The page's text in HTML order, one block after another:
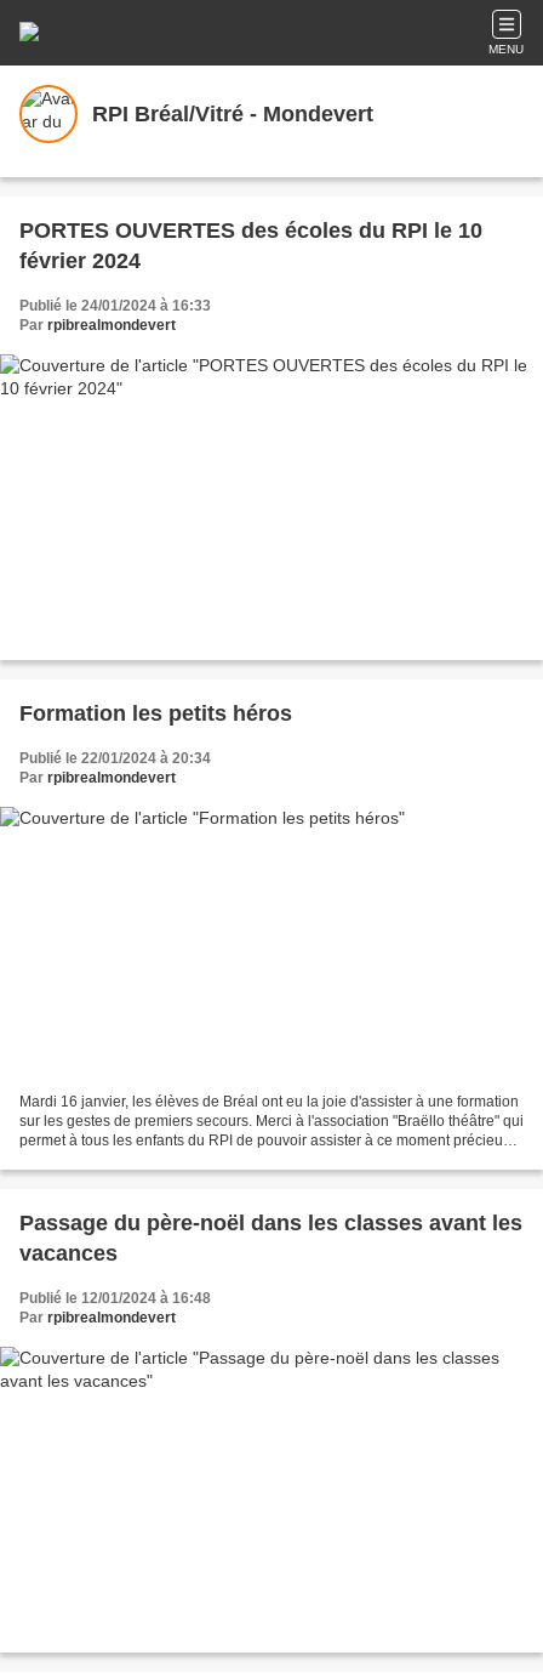
MENU
RPI Bréal/Vitré - Mondevert
PORTES OUVERTES des écoles du RPI le 10
février 2024
Publié le 24/01/2024 à 16:33
Par rpibrealmondevert
Formation les petits héros
Publié le 22/01/2024 à 20:34
Par rpibrealmondevert
Mardi 16 janvier, les élèves de Bréal ont eu la joie d'assister à une formation
sur les gestes de premiers secours. Merci à l'association "Braëllo théâtre" qui
permet à tous les enfants du RPI de pouvoir assister à ce moment précieux.
Passage du père-noël dans les classes avant les
vacances
Publié le 12/01/2024 à 16:48
Par rpibrealmondevert